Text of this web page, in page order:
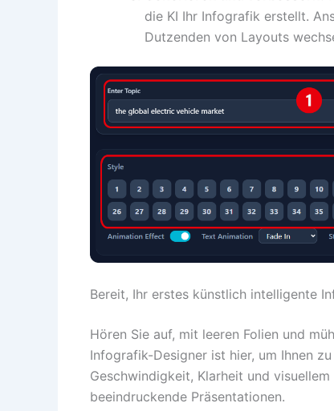
die KI Ihr Infografik erstellt.
Dutzenden von Layouts
Bereit, Ihr erstes künstlich intelligente
Hören Sie auf, mit leeren Folien und
Infografik-Designer ist hier, um Ihnen
Geschwindigkeit, Klarheit und
beeindruckende Präsentationen.